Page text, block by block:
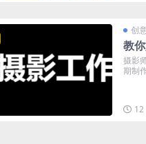
创
教
摄影
期制
12